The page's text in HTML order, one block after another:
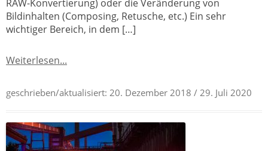
RAW-Konvertierung) oder die Veränderung von
Bildinhalten (Composing, Retusche, etc.) Ein sehr
wichtiger Bereich, in dem […]
Weiterlesen...
geschrieben/aktualisiert: 20. Dezember 2018 / 29. Juli 2020